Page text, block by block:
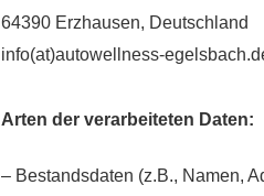
64390 Erzhausen, Deutschland
info(at)autowellness-
Arten der verarbeiteten Daten:
– Bestandsdaten (z.B., Namen,